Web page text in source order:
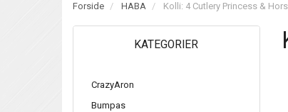
Forside HABA Kolli: 4 Cutlery Princess &
KATEGORIER
CrazyAron
Bumpas